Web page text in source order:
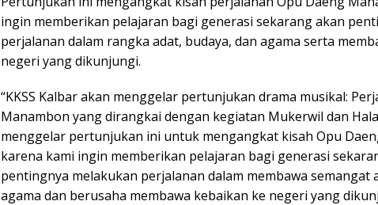
ingin memberikan pelajaran bagi generasi sekarang akan
perjalanan dalam rangka adat, budaya, dan agama serta
negeri yang dikunjungi.
“KKSS Kalbar akan menggelar pertunjukan drama musikal:
Manambon yang dirangkai dengan kegiatan Mukerwil dan
menggelar pertunjukan ini untuk mengangkat kisah Opu
karena kami ingin memberikan pelajaran bagi generasi
pentingnya melakukan perjalanan dalam membawa semangat
agama dan berusaha membawa kebaikan ke negeri yang